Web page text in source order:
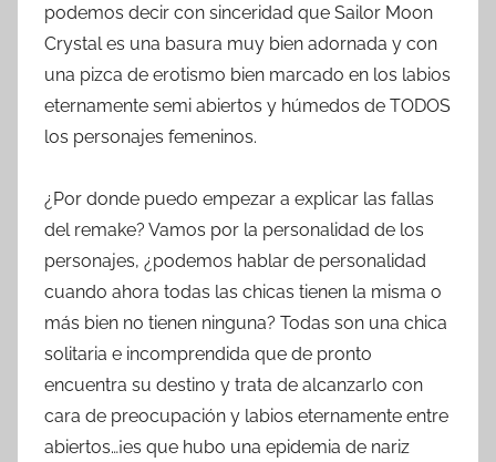
podemos decir con sinceridad que Sailor Moon
Crystal es una basura muy bien adornada y con
una pizca de erotismo bien marcado en los labios
eternamente semi abiertos y húmedos de TODOS
los personajes femeninos.
¿Por donde puedo empezar a explicar las fallas
del remake? Vamos por la personalidad de los
personajes, ¿podemos hablar de personalidad
cuando ahora todas las chicas tienen la misma o
más bien no tienen ninguna? Todas son una chica
solitaria e incomprendida que de pronto
encuentra su destino y trata de alcanzarlo con
cara de preocupación y labios eternamente entre
abiertos…¡es que hubo una epidemia de nariz